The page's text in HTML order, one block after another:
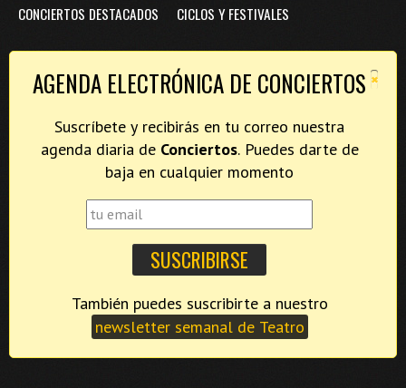
CONCIERTOS DESTACADOS CICLOS Y FESTIVALES
×
AGENDA ELECTRÓNICA DE CONCIERTOS
Suscríbete y recibirás en tu correo nuestra
agenda diaria de Conciertos. Puedes darte de
baja en cualquier momento
newsletter semanal de Teatro